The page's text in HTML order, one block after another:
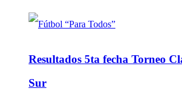
Resultados 5ta fecha Torneo
Sur